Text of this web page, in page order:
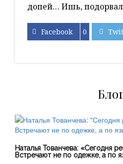
допей… Ишь,
Facebook 0
Наталья Тованчева: «Сегодня
Встречают не по одежке, а по